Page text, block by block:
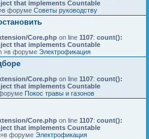
that implements Countable
форуме Советы руководству
Core.php on line 1107: count():
that implements Countable
»в форуме Электрофикация
Core.php on line 1107: count():
that implements Countable
Покос травы и газонов
Core.php on line 1107: count():
that implements Countable
форуме Электрофикация